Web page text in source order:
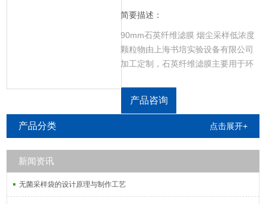
简要描述：
90mm石英纤维滤膜 烟尘采样低浓度
颗粒物由上海书培实验设备有限公司
加工定制，石英纤维滤膜主要用于环
产品具有良好的稳定性，已检测产品
适用性，产品详细信息请联系我们。
产品咨询
产品分类 点击展开+
新闻资讯
无菌采样袋的设计原理与制作工艺